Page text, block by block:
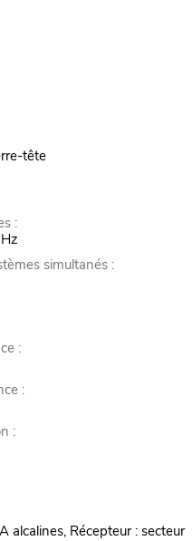
tête
:
simultanés :
:
:
:
alcalines, Récepteur : secteur